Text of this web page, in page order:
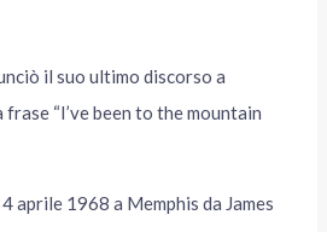
il suo ultimo discorso a
“I’ve been to the mountain
aprile 1968 a Memphis da James